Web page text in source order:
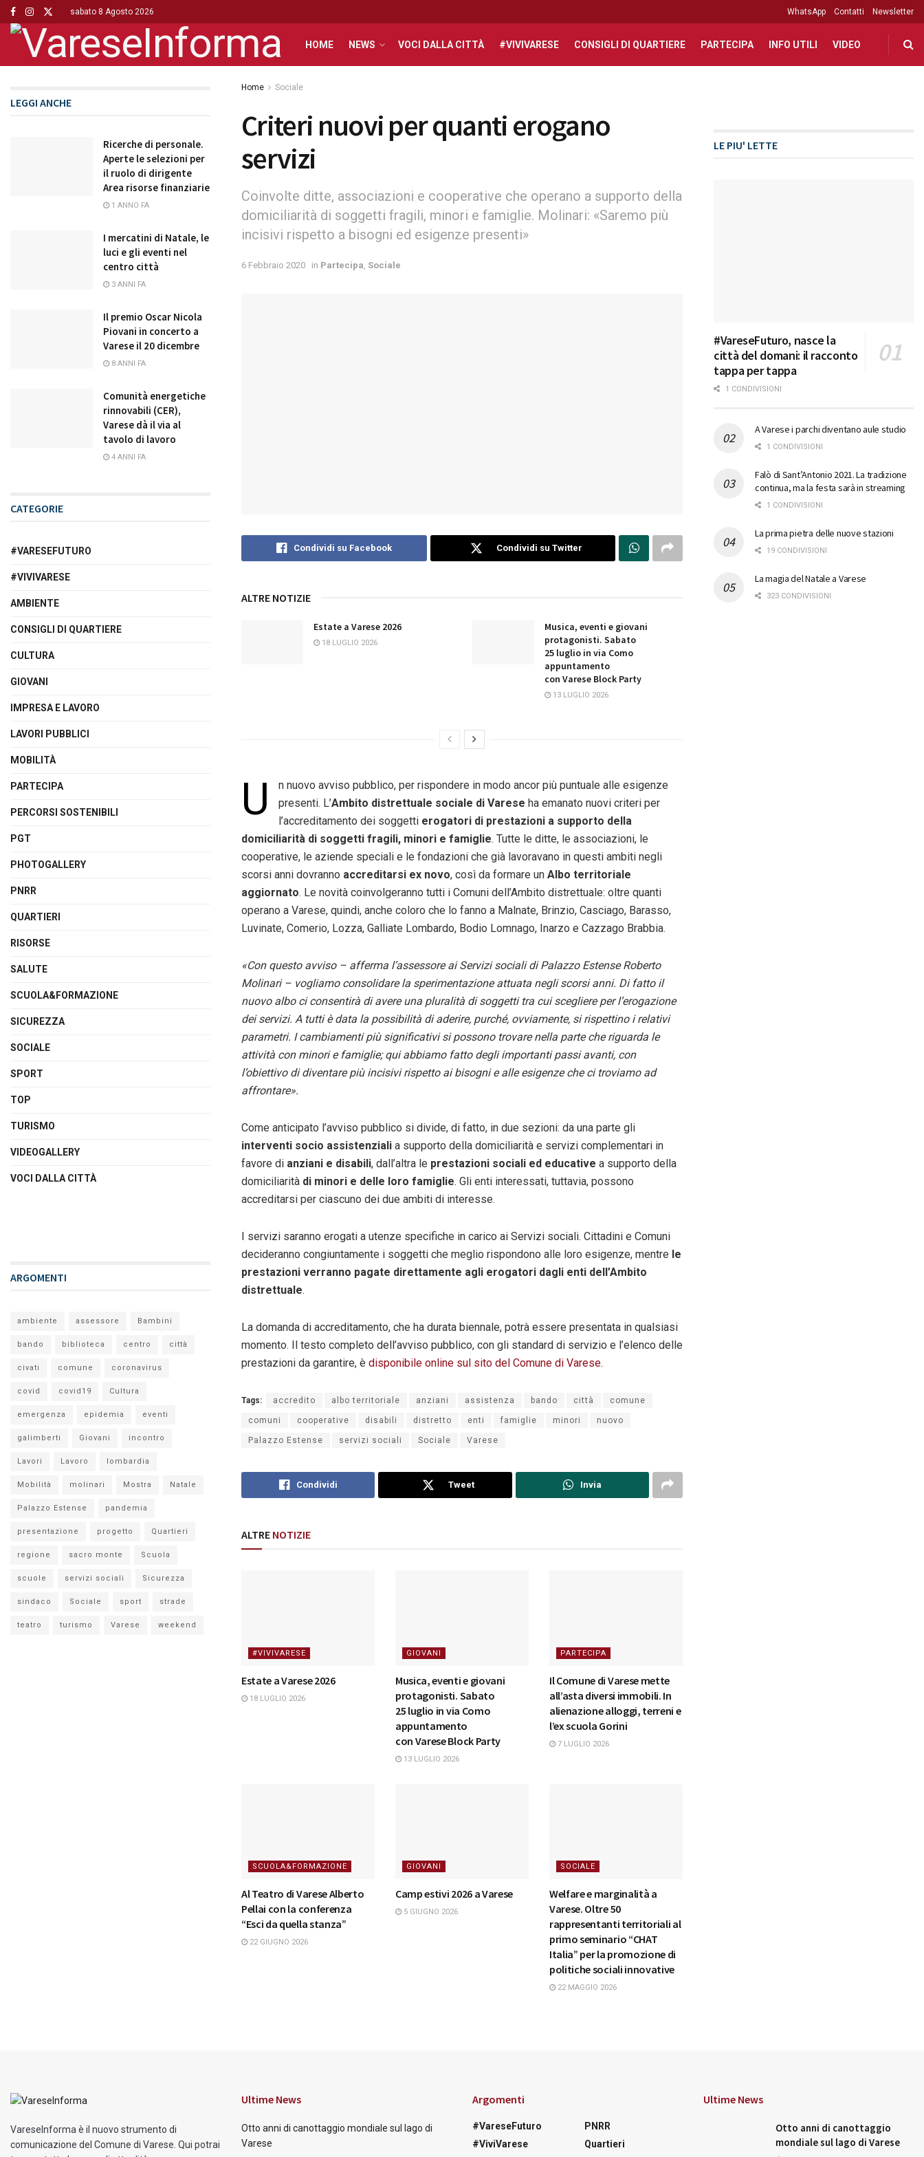
sabato 8 Agosto 2026 WhatsApp Contatti Newsletter
HOME NEWS VOCI DALLA CITTÀ #VIVIVARESE CONSIGLI DI QUARTIERE PARTECIPA INFO UTILI VIDEO
Home Sociale
Criteri nuovi per quanti erogano
servizi
Coinvolte ditte, associazioni e cooperative che operano a supporto della
domiciliarità di soggetti fragili, minori e famiglie. Molinari: «Saremo più
incisivi rispetto a bisogni ed esigenze presenti»
6 Febbraio 2020 in Partecipa Sociale
Condividi su Facebook Condividi su Twitter
ALTRE NOTIZIE
Estate a Varese 2026
18 LUGLIO 2026
Musica, eventi e giovani
protagonisti. Sabato
25 luglio in via Como
appuntamento
con Varese Block Party
13 LUGLIO 2026
U
n nuovo avviso pubblico, per rispondere in modo ancor più puntuale alle esigenze
presenti. L’Ambito distrettuale sociale di Varese ha emanato nuovi criteri per
l’accreditamento dei soggetti erogatori di prestazioni a supporto della
domiciliarità di soggetti fragili, minori e famiglie. Tutte le ditte, le associazioni, le
cooperative, le aziende speciali e le fondazioni che già lavoravano in questi ambiti negli
scorsi anni dovranno accreditarsi ex novo, così da formare un Albo territoriale
aggiornato. Le novità coinvolgeranno tutti i Comuni dell’Ambito distrettuale: oltre quanti
operano a Varese, quindi, anche coloro che lo fanno a Malnate, Brinzio, Casciago, Barasso,
Luvinate, Comerio, Lozza, Galliate Lombardo, Bodio Lomnago, Inarzo e Cazzago Brabbia.
«Con questo avviso – afferma l’assessore ai Servizi sociali di Palazzo Estense Roberto
Molinari – vogliamo consolidare la sperimentazione attuata negli scorsi anni. Di fatto il
nuovo albo ci consentirà di avere una pluralità di soggetti tra cui scegliere per l’erogazione
dei servizi. A tutti è data la possibilità di aderire, purché, ovviamente, si rispettino i relativi
parametri. I cambiamenti più significativi si possono trovare nella parte che riguarda le
attività con minori e famiglie; qui abbiamo fatto degli importanti passi avanti, con
l’obiettivo di diventare più incisivi rispetto ai bisogni e alle esigenze che ci troviamo ad
affrontare».
Come anticipato l’avviso pubblico si divide, di fatto, in due sezioni: da una parte gli
interventi socio assistenziali a supporto della domiciliarità e servizi complementari in
favore di anziani e disabili, dall’altra le prestazioni sociali ed educative a supporto della
domiciliarità di minori e delle loro famiglie. Gli enti interessati, tuttavia, possono
accreditarsi per ciascuno dei due ambiti di interesse.
I servizi saranno erogati a utenze specifiche in carico ai Servizi sociali. Cittadini e Comuni
decideranno congiuntamente i soggetti che meglio rispondono alle loro esigenze, mentre le
prestazioni verranno pagate direttamente agli erogatori dagli enti dell’Ambito
distrettuale.
La domanda di accreditamento, che ha durata biennale, potrà essere presentata in qualsiasi
momento. Il testo completo dell’avviso pubblico, con gli standard di servizio e l’elenco delle
prestazioni da garantire, è disponibile online sul sito del Comune di Varese.
Tags: accredito albo territoriale anziani assistenza bando città comune
comuni cooperative disabili distretto enti famiglie minori nuovo
Palazzo Estense servizi sociali Sociale Varese
Condividi Tweet Invia
ALTRE NOTIZIE
#VIVIVARESE
Estate a Varese 2026
18 LUGLIO 2026
GIOVANI
Musica, eventi e giovani
protagonisti. Sabato
25 luglio in via Como
appuntamento
con Varese Block Party
13 LUGLIO 2026
PARTECIPA
Il Comune di Varese mette
all’asta diversi immobili. In
alienazione alloggi, terreni e
l’ex scuola Gorini
7 LUGLIO 2026
SCUOLA&FORMAZIONE
Al Teatro di Varese Alberto
Pellai con la conferenza
“Esci da quella stanza”
22 GIUGNO 2026
GIOVANI
Camp estivi 2026 a Varese
5 GIUGNO 2026
SOCIALE
Welfare e marginalità a
Varese. Oltre 50
rappresentanti territoriali al
primo seminario “CHAT
Italia” per la promozione di
politiche sociali innovative
22 MAGGIO 2026
LEGGI ANCHE
Ricerche di personale.
Aperte le selezioni per
il ruolo di dirigente
Area risorse finanziarie
1 ANNO FA
I mercatini di Natale, le
luci e gli eventi nel
centro città
3 ANNI FA
Il premio Oscar Nicola
Piovani in concerto a
Varese il 20 dicembre
8 ANNI FA
Comunità energetiche
rinnovabili (CER),
Varese dà il via al
tavolo di lavoro
4 ANNI FA
CATEGORIE
#VARESEFUTURO
#VIVIVARESE
AMBIENTE
CONSIGLI DI QUARTIERE
CULTURA
GIOVANI
IMPRESA E LAVORO
LAVORI PUBBLICI
MOBILITÀ
PARTECIPA
PERCORSI SOSTENIBILI
PGT
PHOTOGALLERY
PNRR
QUARTIERI
RISORSE
SALUTE
SCUOLA&FORMAZIONE
SICUREZZA
SOCIALE
SPORT
TOP
TURISMO
VIDEOGALLERY
VOCI DALLA CITTÀ
ARGOMENTI
ambiente assessore Bambini
bando biblioteca centro città
civati comune coronavirus
covid covid19 Cultura
emergenza epidemia eventi
galimberti Giovani incontro
Lavori Lavoro lombardia
Mobilità molinari Mostra Natale
Palazzo Estense pandemia
presentazione progetto Quartieri
regione sacro monte Scuola
scuole servizi sociali Sicurezza
sindaco Sociale sport strade
teatro turismo Varese weekend
LE PIU' LETTE
#VareseFuturo, nasce la
città del domani: il racconto
tappa per tappa
1 CONDIVISIONI
A Varese i parchi diventano aule studio
1 CONDIVISIONI
Falò di Sant’Antonio 2021. La tradizione
continua, ma la festa sarà in streaming
1 CONDIVISIONI
La prima pietra delle nuove stazioni
19 CONDIVISIONI
La magia del Natale a Varese
323 CONDIVISIONI
VareseInforma è il nuovo strumento di
comunicazione del Comune di Varese. Qui potrai
Ultime News
Otto anni di canottaggio mondiale sul lago di
Varese
Argomenti
#VareseFuturo
#ViviVarese
PNRR
Quartieri
Ultime News
Otto anni di canottaggio
mondiale sul lago di Varese